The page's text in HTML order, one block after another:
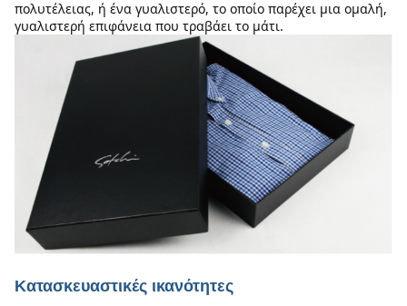
πολυτέλειας, ή ένα γυαλιστερό, το οποίο παρέχει μια ομαλή,
γυαλιστερή επιφάνεια που τραβάει το μάτι.
Κατασκευαστικές ικανότητες